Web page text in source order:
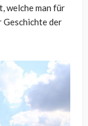
welche man für
der